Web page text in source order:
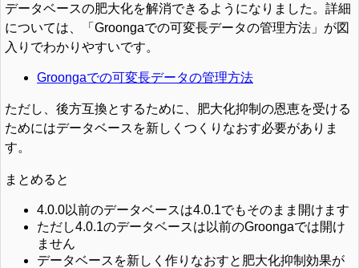
データベースの肥大化を解消できるようになりました。詳細
については、「Groongaでの可変長データの管理方法」が図
入りでわかりやすいです。
Groongaでの可変長データの管理方法
ただし、後方互換とするために、肥大化抑制の恩恵を受ける
ためにはデータベースを新しくつくりなおす必要がありま
す。
まとめると
4.0.0以前のデータベースは4.0.1でもそのまま開けます
ただし4.0.1のデータベースは以前のGroongaでは開け
ません
データベースを新しく作りなおすと肥大化抑制効果が